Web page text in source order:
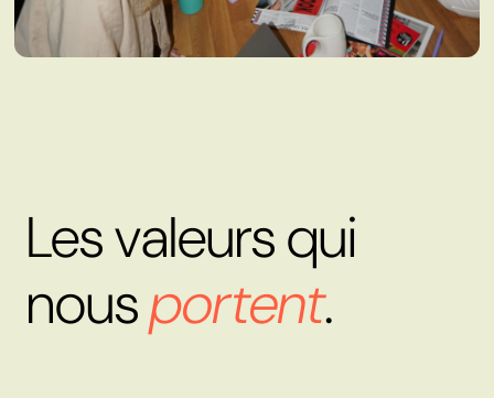
Les valeurs qui
nousportent.